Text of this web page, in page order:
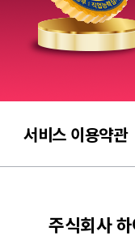
서비스 이용약관
주식회사